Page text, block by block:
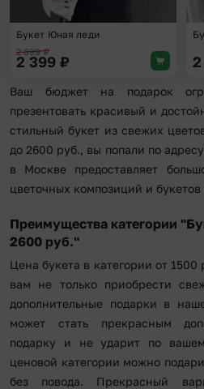
Букет Юная леди
2 699₽
2 399 ₽
Ваш бюджет на подарок
презентовать красивый и
стильный букет из свежих
до 2600 руб., вы попали по
в Москве предоставляет
цветочных композиций и
Преимущества категории
2600 руб."
Цена букета в категории от
вам не только приобрести
дополнительные подарки в
может стать прекрасным
подарку и не ударит по
ценовой категории можно
без повода. Прекрасный